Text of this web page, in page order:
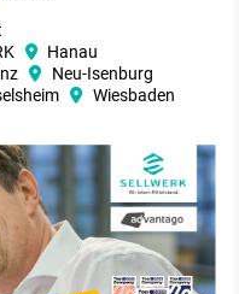
Hanau
Neu-Isenburg
Wiesbaden